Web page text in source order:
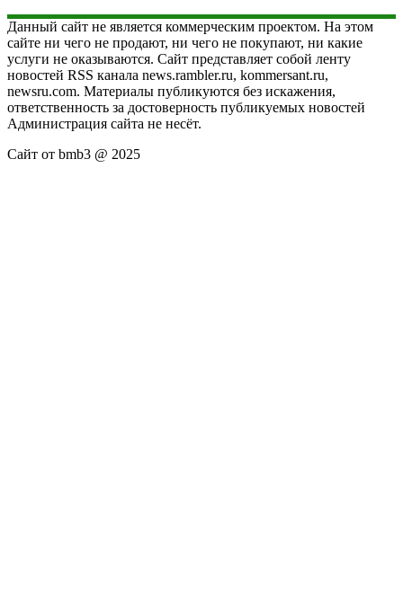
Данный сайт не является коммерческим проектом. На этом
сайте ни чего не продают, ни чего не покупают, ни какие
услуги не оказываются. Сайт представляет собой ленту
новостей RSS канала news.rambler.ru, kommersant.ru,
newsru.com. Материалы публикуются без искажения,
ответственность за достоверность публикуемых новостей
Администрация сайта не несёт.
Сайт от bmb3 @ 2025